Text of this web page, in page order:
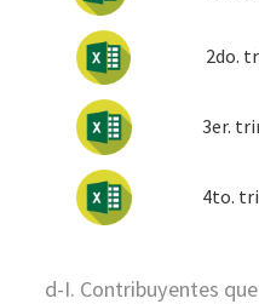
2do.
3er.
4to.
d-I. Contribuyentes